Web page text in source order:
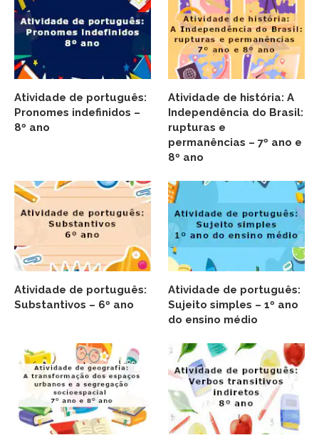
Atividade de português:
Pronomes indefinidos –
8º ano
Atividade de história: A
Independência do Brasil:
rupturas e
permanências – 7º ano e
8º ano
Atividade de português:
Substantivos – 6º ano
Atividade de português:
Sujeito simples – 1º ano
do ensino médio